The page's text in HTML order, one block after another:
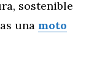
sostenible
una moto